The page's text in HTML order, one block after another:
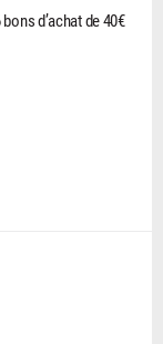
d’achat de 40€